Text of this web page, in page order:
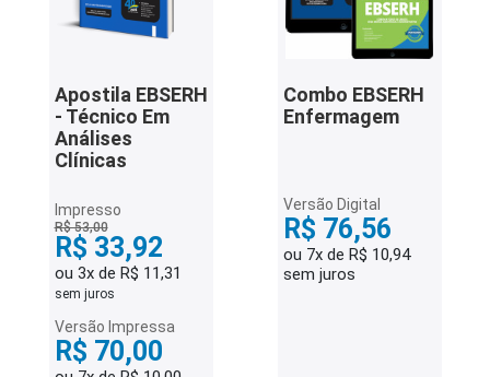
Apostila EBSERH
- Técnico Em
Análises
Clínicas
Impresso
R$ 53,00
R$ 33,92
ou 3x de R$ 11,31
sem juros
Versão Impressa
R$ 70,00
Combo EBSERH
Enfermagem
Versão Digital
R$ 76,56
ou 7x de R$ 10,94
sem juros